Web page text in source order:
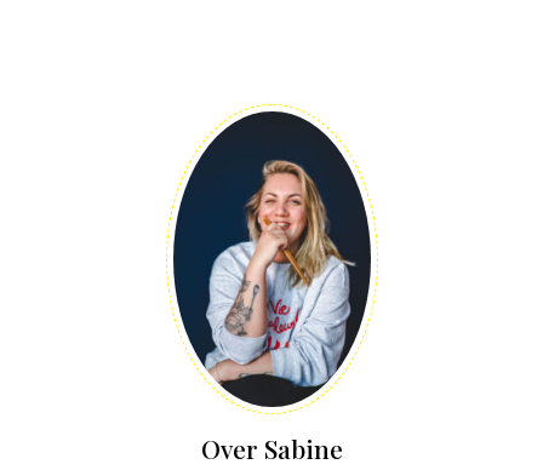
Over Sabine